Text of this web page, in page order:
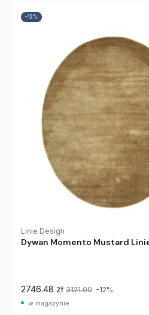
-12%
Linie Design
Dywan Momento Mustard
2746.48 zł 3121.00 -12%
w magazynie